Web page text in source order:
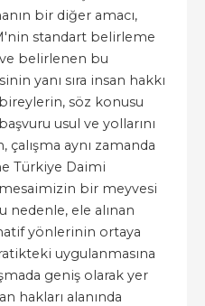
bir diğer amacı,
standart belirleme
belirlenen bu
yanı sıra insan hakkı
söz konusu
usul ve yollarını
aynı zamanda
Türkiye Daimi
bir meyvesi
nedenle, ele alınan
yönlerinin ortaya
uygulanmasına
geniş olarak yer
hakları alanında